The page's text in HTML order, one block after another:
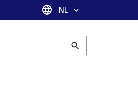
Taal selectie
NL